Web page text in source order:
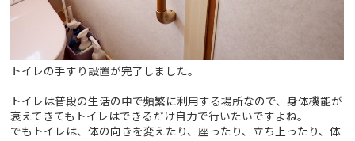
トイレの手すり設置が完了しました。
トイレは普段の生活の中で頻繁に利用する場所なので、身体機能が
衰えてきてもトイレはできるだけ自力で行いたいですよね。
でもトイレは、体の向きを変えたり、座ったり、立ち上ったり、体